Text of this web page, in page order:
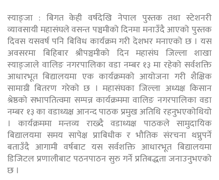
स्याङ्जा : बिगत केही वर्षदेखि नेपाल पुस्तक तथा स्टेशनरी
व्यावसायी महासंघले वसन्त पञ्चमीको दिनमा मनाउँदै आएको पुस्तक
दिवस यसवर्ष पनि बिविध कार्यक्रम गरी देशभर मनाएको छ । यस
अवसरमा बिहिबार श्रीपञ्चमीको दिन महासंघ जिल्ला शाखा
स्याङ्जाले वालिङ नगरपालिका वडा नम्बर १३ मा रहेको सर्वशक्ति
आधारभूत बिद्यालयमा एक कार्यक्रमको आयोजना गरी शैक्षिक
सामाग्री बितरण गरेको छ । महासंघका जिल्ला अध्यक्ष किसान
श्रेष्ठको सभापतित्वमा सम्पन्न कार्यक्रममा वालिङ नगरपालिका वडा
नम्बर १३ का वडाध्यक्ष आनन्द पाठक प्रमुख अतिथि रहनुभएकोथियो
। कार्यक्रममा मन्तव्य राख्दै वडाध्यक्ष पाठकले सामुदायिक
बिद्यालयमा समय सापेक्ष प्राबिधीक र भौतिक संरचना थप्नुपर्ने
बताउँदै आगामी वर्षबाट यस सर्वशक्ति आधारभूत बिद्यालयमा
डिजिटल प्रणालीबाट पठनपाठन सुरु गर्ने प्रतिबद्धता जनाउनुभएको
छ ।